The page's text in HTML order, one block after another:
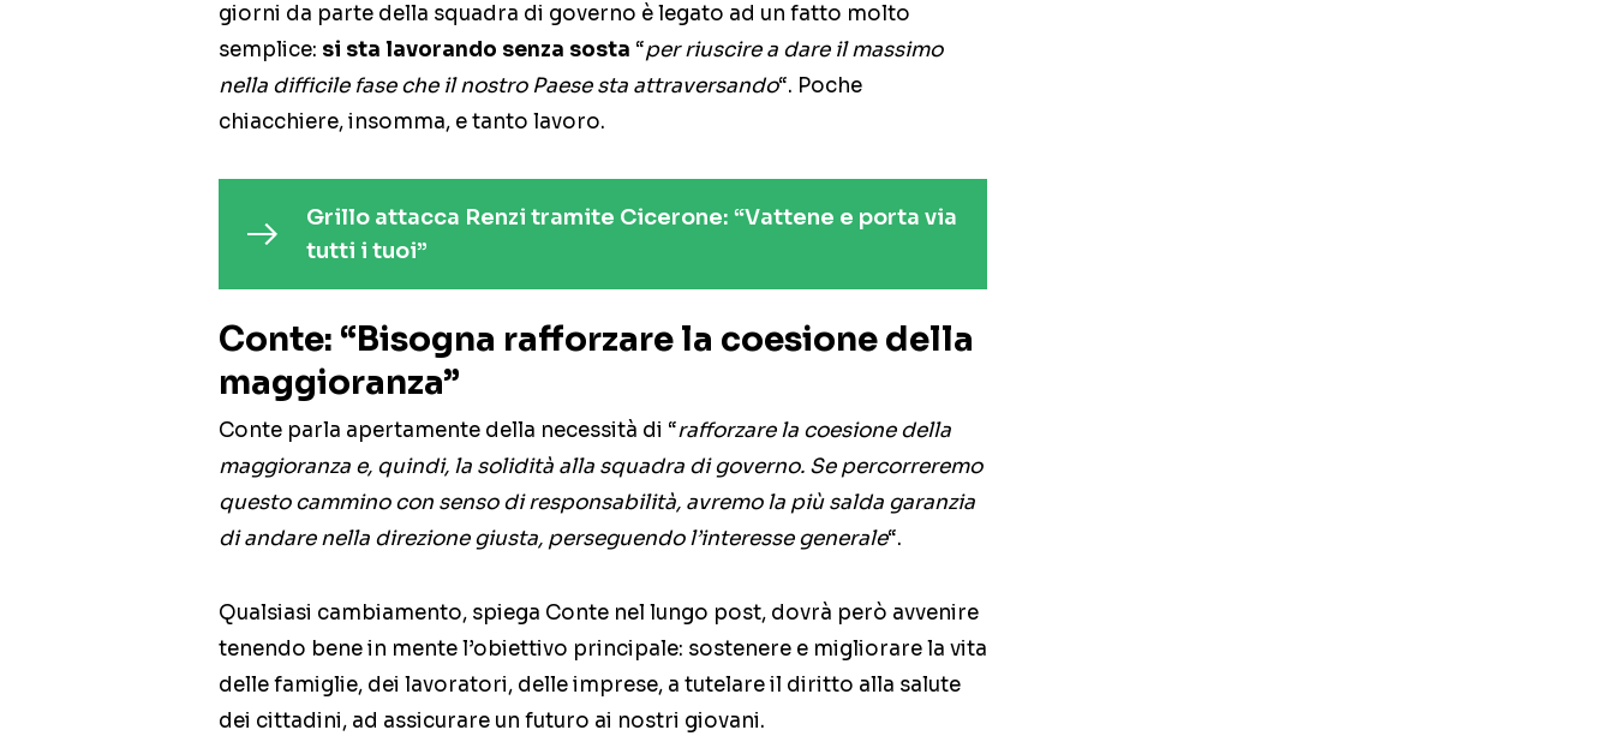
giorni da parte della squadra di governo è legato ad un fatto molto
semplice: si sta lavorando senza sosta “per riuscire a dare il massimo
nella difficile fase che il nostro Paese sta attraversando“. Poche
chiacchiere, insomma, e tanto lavoro.
Grillo attacca Renzi tramite Cicerone: “Vattene e porta via
tutti i tuoi”
Conte: “Bisogna rafforzare la coesione della
maggioranza”
Conte parla apertamente della necessità di “rafforzare la coesione della
maggioranza e, quindi, la solidità alla squadra di governo. Se percorreremo
questo cammino con senso di responsabilità, avremo la più salda garanzia
di andare nella direzione giusta, perseguendo l’interesse generale“.
Qualsiasi cambiamento, spiega Conte nel lungo post, dovrà però avvenire
tenendo bene in mente l’obiettivo principale: sostenere e migliorare la vita
delle famiglie, dei lavoratori, delle imprese, a tutelare il diritto alla salute
dei cittadini, ad assicurare un futuro ai nostri giovani.